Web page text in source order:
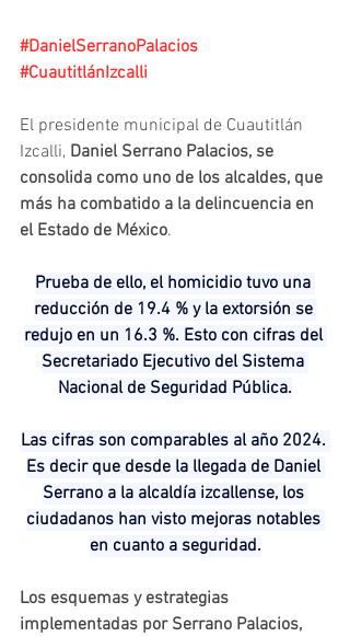
#DanielSerranoPalacios
#CuautitlánIzcalli
El presidente municipal de Cuautitlán
Izcalli, Daniel Serrano Palacios, se
consolida como uno de los alcaldes, que
más ha combatido a la delincuencia en
el Estado de México.
Prueba de ello, el homicidio tuvo una
reducción de 19.4 % y la extorsión se
redujo en un 16.3 %. Esto con cifras del
Secretariado Ejecutivo del Sistema
Nacional de Seguridad Pública.
Las cifras son comparables al año 2024.
Es decir que desde la llegada de Daniel
Serrano a la alcaldía izcallense, los
ciudadanos han visto mejoras notables
en cuanto a seguridad.
Los esquemas y estrategias
implementadas por Serrano Palacios,